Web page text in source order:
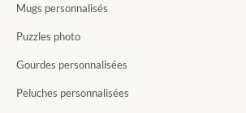
Mugs personnalisés
Puzzles photo
Gourdes personnalisées
Peluches personnalisées